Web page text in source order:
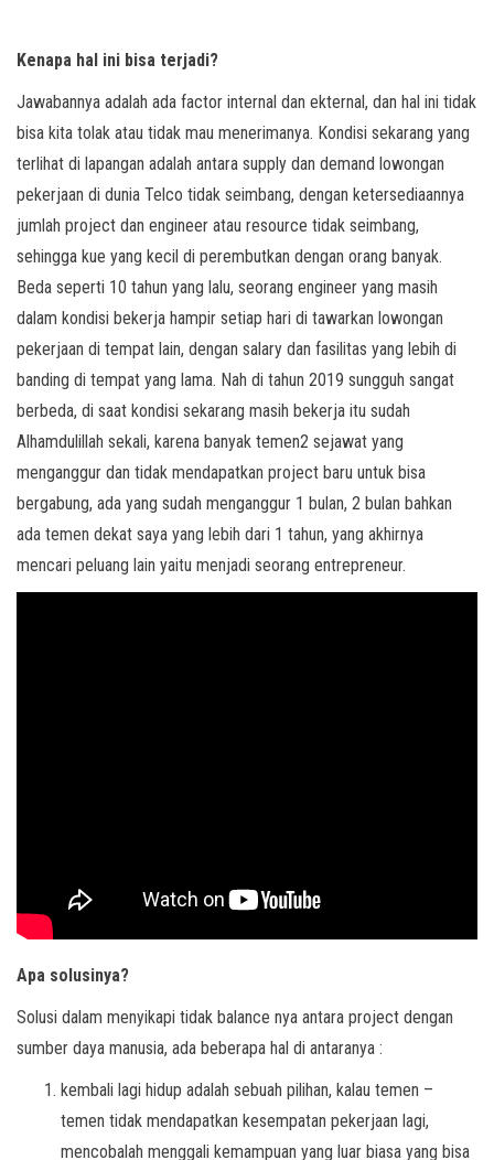
Kenapa hal ini bisa terjadi?
Jawabannya adalah ada factor internal dan ekternal, dan hal ini tidak
bisa kita tolak atau tidak mau menerimanya. Kondisi sekarang yang
terlihat di lapangan adalah antara supply dan demand lowongan
pekerjaan di dunia Telco tidak seimbang, dengan ketersediaannya
jumlah project dan engineer atau resource tidak seimbang,
sehingga kue yang kecil di perembutkan dengan orang banyak.
Beda seperti 10 tahun yang lalu, seorang engineer yang masih
dalam kondisi bekerja hampir setiap hari di tawarkan lowongan
pekerjaan di tempat lain, dengan salary dan fasilitas yang lebih di
banding di tempat yang lama. Nah di tahun 2019 sungguh sangat
berbeda, di saat kondisi sekarang masih bekerja itu sudah
Alhamdulillah sekali, karena banyak temen2 sejawat yang
menganggur dan tidak mendapatkan project baru untuk bisa
bergabung, ada yang sudah menganggur 1 bulan, 2 bulan bahkan
ada temen dekat saya yang lebih dari 1 tahun, yang akhirnya
mencari peluang lain yaitu menjadi seorang entrepreneur.
Apa solusinya?
Solusi dalam menyikapi tidak balance nya antara project dengan
sumber daya manusia, ada beberapa hal di antaranya :
kembali lagi hidup adalah sebuah pilihan, kalau temen –
temen tidak mendapatkan kesempatan pekerjaan lagi,
mencobalah menggali kemampuan yang luar biasa yang bisa